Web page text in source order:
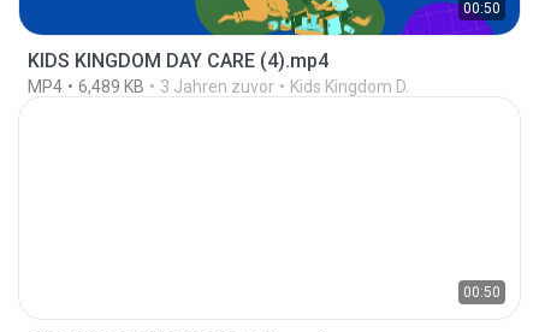
00:50
KIDS KINGDOM DAY CARE (4).mp4
MP4 6,489 KB 3 Jahren zuvor Kids Kingdom D.
00:50